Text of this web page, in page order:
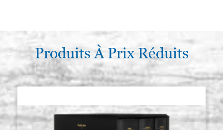
Produits À Prix Réduits